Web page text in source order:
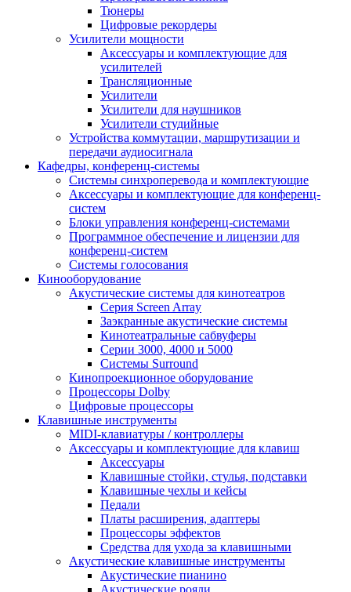
Тюнеры
Цифровые рекордеры
Усилители мощности
Аксессуары и комплектующие для
усилителей
Трансляционные
Усилители
Усилители для наушников
Усилители студийные
Устройства коммутации, маршрутизации и
передачи аудиосигнала
Кафедры, конференц-системы
Cистемы синхроперевода и комплектующие
Аксессуары и комплектующие для конференц-
систем
Блоки управления конференц-системами
Программное обеспечение и лицензии для
конференц-систем
Системы голосования
Кинооборудование
Акустические системы для кинотеатров
Cерия Screen Array
Заэкранные акустические системы
Кинотеатральные сабвуферы
Серии 3000, 4000 и 5000
Системы Surround
Кинопроекционное оборудование
Процессоры Dolby
Цифровые процессоры
Клавишные инструменты
MIDI-клавиатуры / контроллеры
Аксессуары и комплектующие для клавиш
Аксессуары
Клавишные стойки, стулья, подставки
Клавишные чехлы и кейсы
Педали
Платы расширения, адаптеры
Процессоры эффектов
Средства для ухода за клавишными
Акустические клавишные инструменты
Акустические пианино
Акустические рояли